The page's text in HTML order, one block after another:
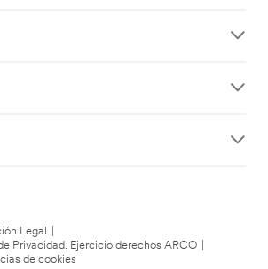
Legal
Privacidad. Ejercicio derechos ARCO
de cookies